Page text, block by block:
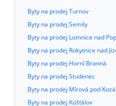
Byty na prodej Turnov
Byty na prodej Semily
Byty na prodej Lomnice nad
Byty na prodej Rokytnice nad
Byty na prodej Horní Branná
Byty na prodej Studenec
Byty na prodej Mírová pod
Byty na prodej Košťálov